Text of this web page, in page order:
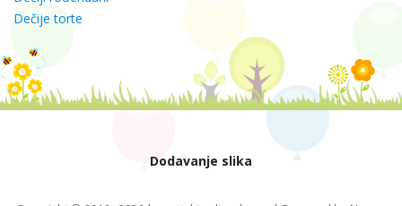
Dečije torte
Dodavanje slika